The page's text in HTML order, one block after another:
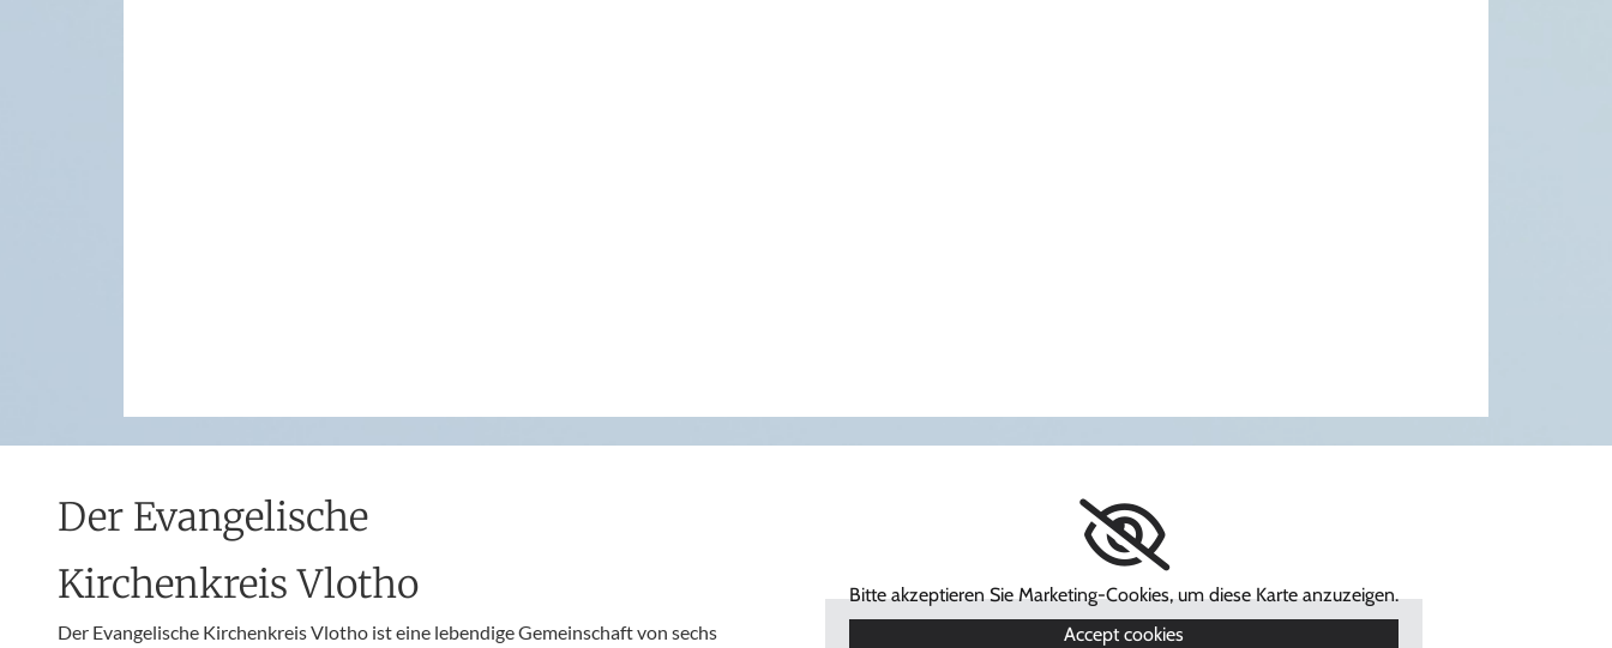
Der Evangelische
Kirchenkreis Vlotho
Der Evangelische Kirchenkreis Vlotho ist eine lebendige Gemeinschaft von sechs
Bitte akzeptieren Sie Marketing-Cookies, um diese Karte anzuzeigen.
Accept cookies